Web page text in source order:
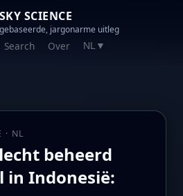
SCIENCE
jargonarme uitleg
Search Over NL ▼
· NL
beheerd
in Indonesië: